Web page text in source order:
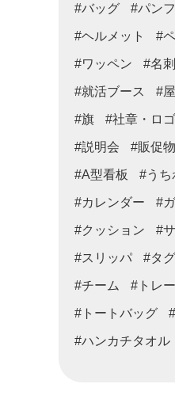
#バッグ #パン
#ヘルメット #
#ワッペン #名
#就活ブース #
#旗 #社章・ロゴ
#説明会 #販促物
#A型看板 #うち
#カレンダー #
#クッション #
#スリッパ #タグ
#チーム #トレ
#トートバッグ
#ハンカチタオル